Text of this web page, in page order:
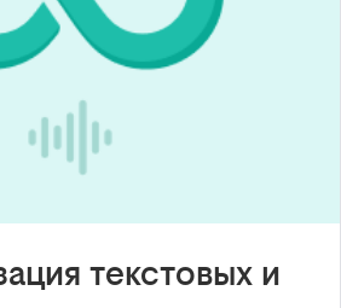
текстовых и